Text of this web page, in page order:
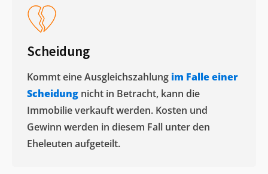
Scheidung
Kommt eine Ausgleichszahlung im Falle einer
Scheidung nicht in Betracht, kann die
Immobilie verkauft werden. Kosten und
Gewinn werden in diesem Fall unter den
Eheleuten aufgeteilt.​